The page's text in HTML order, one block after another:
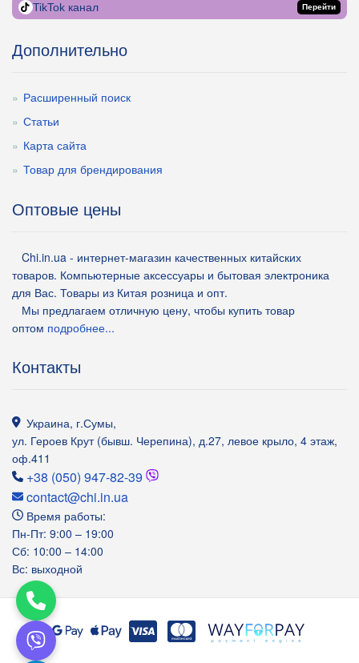
TikTok канал Перейти
Дополнительно
Расширенный поиск
Статьи
Карта сайта
Товар для брендирования
Оптовые цены
Chi.in.ua - интернет-магазин качественных китайских
товаров. Компьютерные аксессуары и бытовая электроника
для Вас. Товары из Китая розница и опт.
Мы предлагаем отличную цену, чтобы купить товар
оптом подробнее...
Контакты
Украина, г.Сумы,
ул. Героев Крут (бывш. Черепина), д.27, левое крыло, 4 этаж,
оф.411
+38 (050) 947-82-39
contact@chi.in.ua
Время работы:
Пн-Пт: 9:00 – 19:00
Сб: 10:00 – 14:00
Вс: выходной